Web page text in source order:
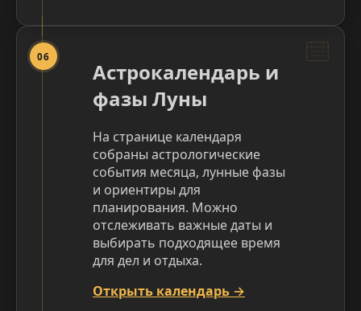
06
Астрокалендарь и
фазы Луны
На странице календаря
собраны астрологические
события месяца, лунные фазы
и ориентиры для
планирования. Можно
отслеживать важные даты и
выбирать подходящее время
для дел и отдыха.
Открыть календарь →